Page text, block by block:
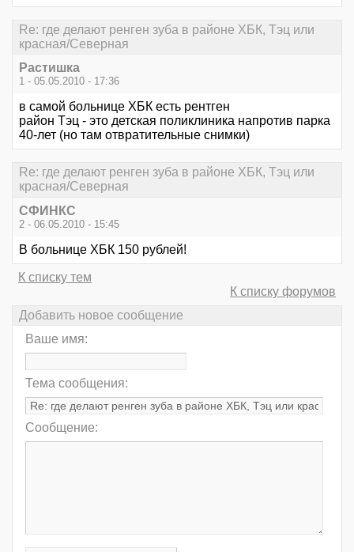
Re: где делают ренген зуба в районе ХБК, Тэц или
красная/Северная
Растишка
1 - 05.05.2010 - 17:36
в самой больнице ХБК есть рентген
район Тэц - это детская поликлиника напротив парка
40-лет (но там отвратительные снимки)
Re: где делают ренген зуба в районе ХБК, Тэц или
красная/Северная
СФИНКС
2 - 06.05.2010 - 15:45
В больнице ХБК 150 рублей!
К списку тем
К списку форумов
Добавить новое сообщение
Ваше имя:
Тема сообщения:
Сообщение: